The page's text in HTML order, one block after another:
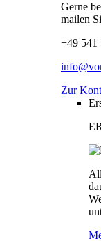
Gerne
mailen
+49 541
Zur